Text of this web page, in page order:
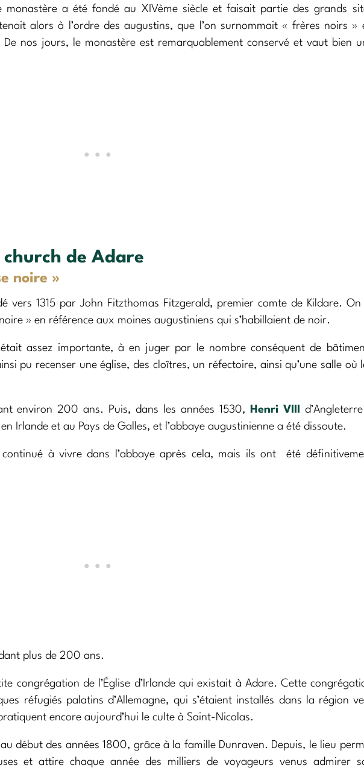
monastère a été fondé au XIVème siècle et faisait partie des grands
alors à l’ordre des augustins, que l’on surnommait « frères noirs »
nos jours, le monastère est remarquablement conservé et vaut bien
de Adare
noire »
vers 1315 par John Fitzthomas Fitzgerald, premier comte de Kildare. On
» en référence aux moines augustiniens qui s’habillaient de noir.
assez importante, à en juger par le nombre conséquent de
pu recenser une église, des cloîtres, un réfectoire, ainsi qu’une salle où
environ 200 ans. Puis, dans les années 1530, Henri VIII
Irlande et au Pays de Galles, et l’abbaye augustinienne a été dissoute.
continué à vivre dans l’abbaye après cela, mais ils ont été
plus de 200 ans.
congrégation de l’Église d’Irlande qui existait à Adare. Cette
réfugiés palatins d’Allemagne, qui s’étaient installés dans la région
encore aujourd’hui le culte à Saint-Nicolas.
début des années 1800, grâce à la famille Dunraven. Depuis, le lieu
et attire chaque année des milliers de voyageurs venus admirer